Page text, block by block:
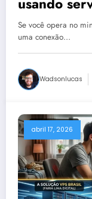
usando
que seu
Se você opera no
uma conexão…
Wadsonlucas
abril 17, 2026